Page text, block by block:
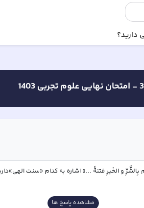
دارید؟
امتحان نهایی علوم تجربی 1403
و الخَیرِ فتنةً ...» اشاره به کدام «سنت الهی»دارد؟
مشاهده پاسخ ها